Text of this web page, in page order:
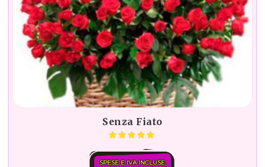
Senza Fiato
SPESE E IVA INCLUSE.